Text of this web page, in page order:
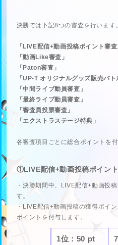
決勝では下記8つの審査を行います。
「LIVE配信+動画投稿ポイント審査
「動画Like審査」
「Paton審査」
「UP-T オリジナルグッズ販売バト
「中間ライブ動員審査」
「最終ライブ動員審査」
「審査員投票審査」
「エクストラステージ特典」
各審査項目ごとに総合ポイントを付
①LIVE配信+動画投稿ポイン
・決勝期間中、LIVE配信+動画投
す。
・LIVE配信+動画投稿の獲得ポイ
ポイントを付与します。
1位：50 pt